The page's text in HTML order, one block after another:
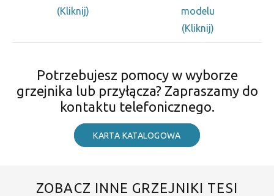
(Kliknij)
modelu
(Kliknij)
Potrzebujesz pomocy w wyborze
grzejnika lub przyłącza? Zapraszamy do
kontaktu telefonicznego.
KARTA KATALOGOWA
ZOBACZ INNE GRZEJNIKI TESI